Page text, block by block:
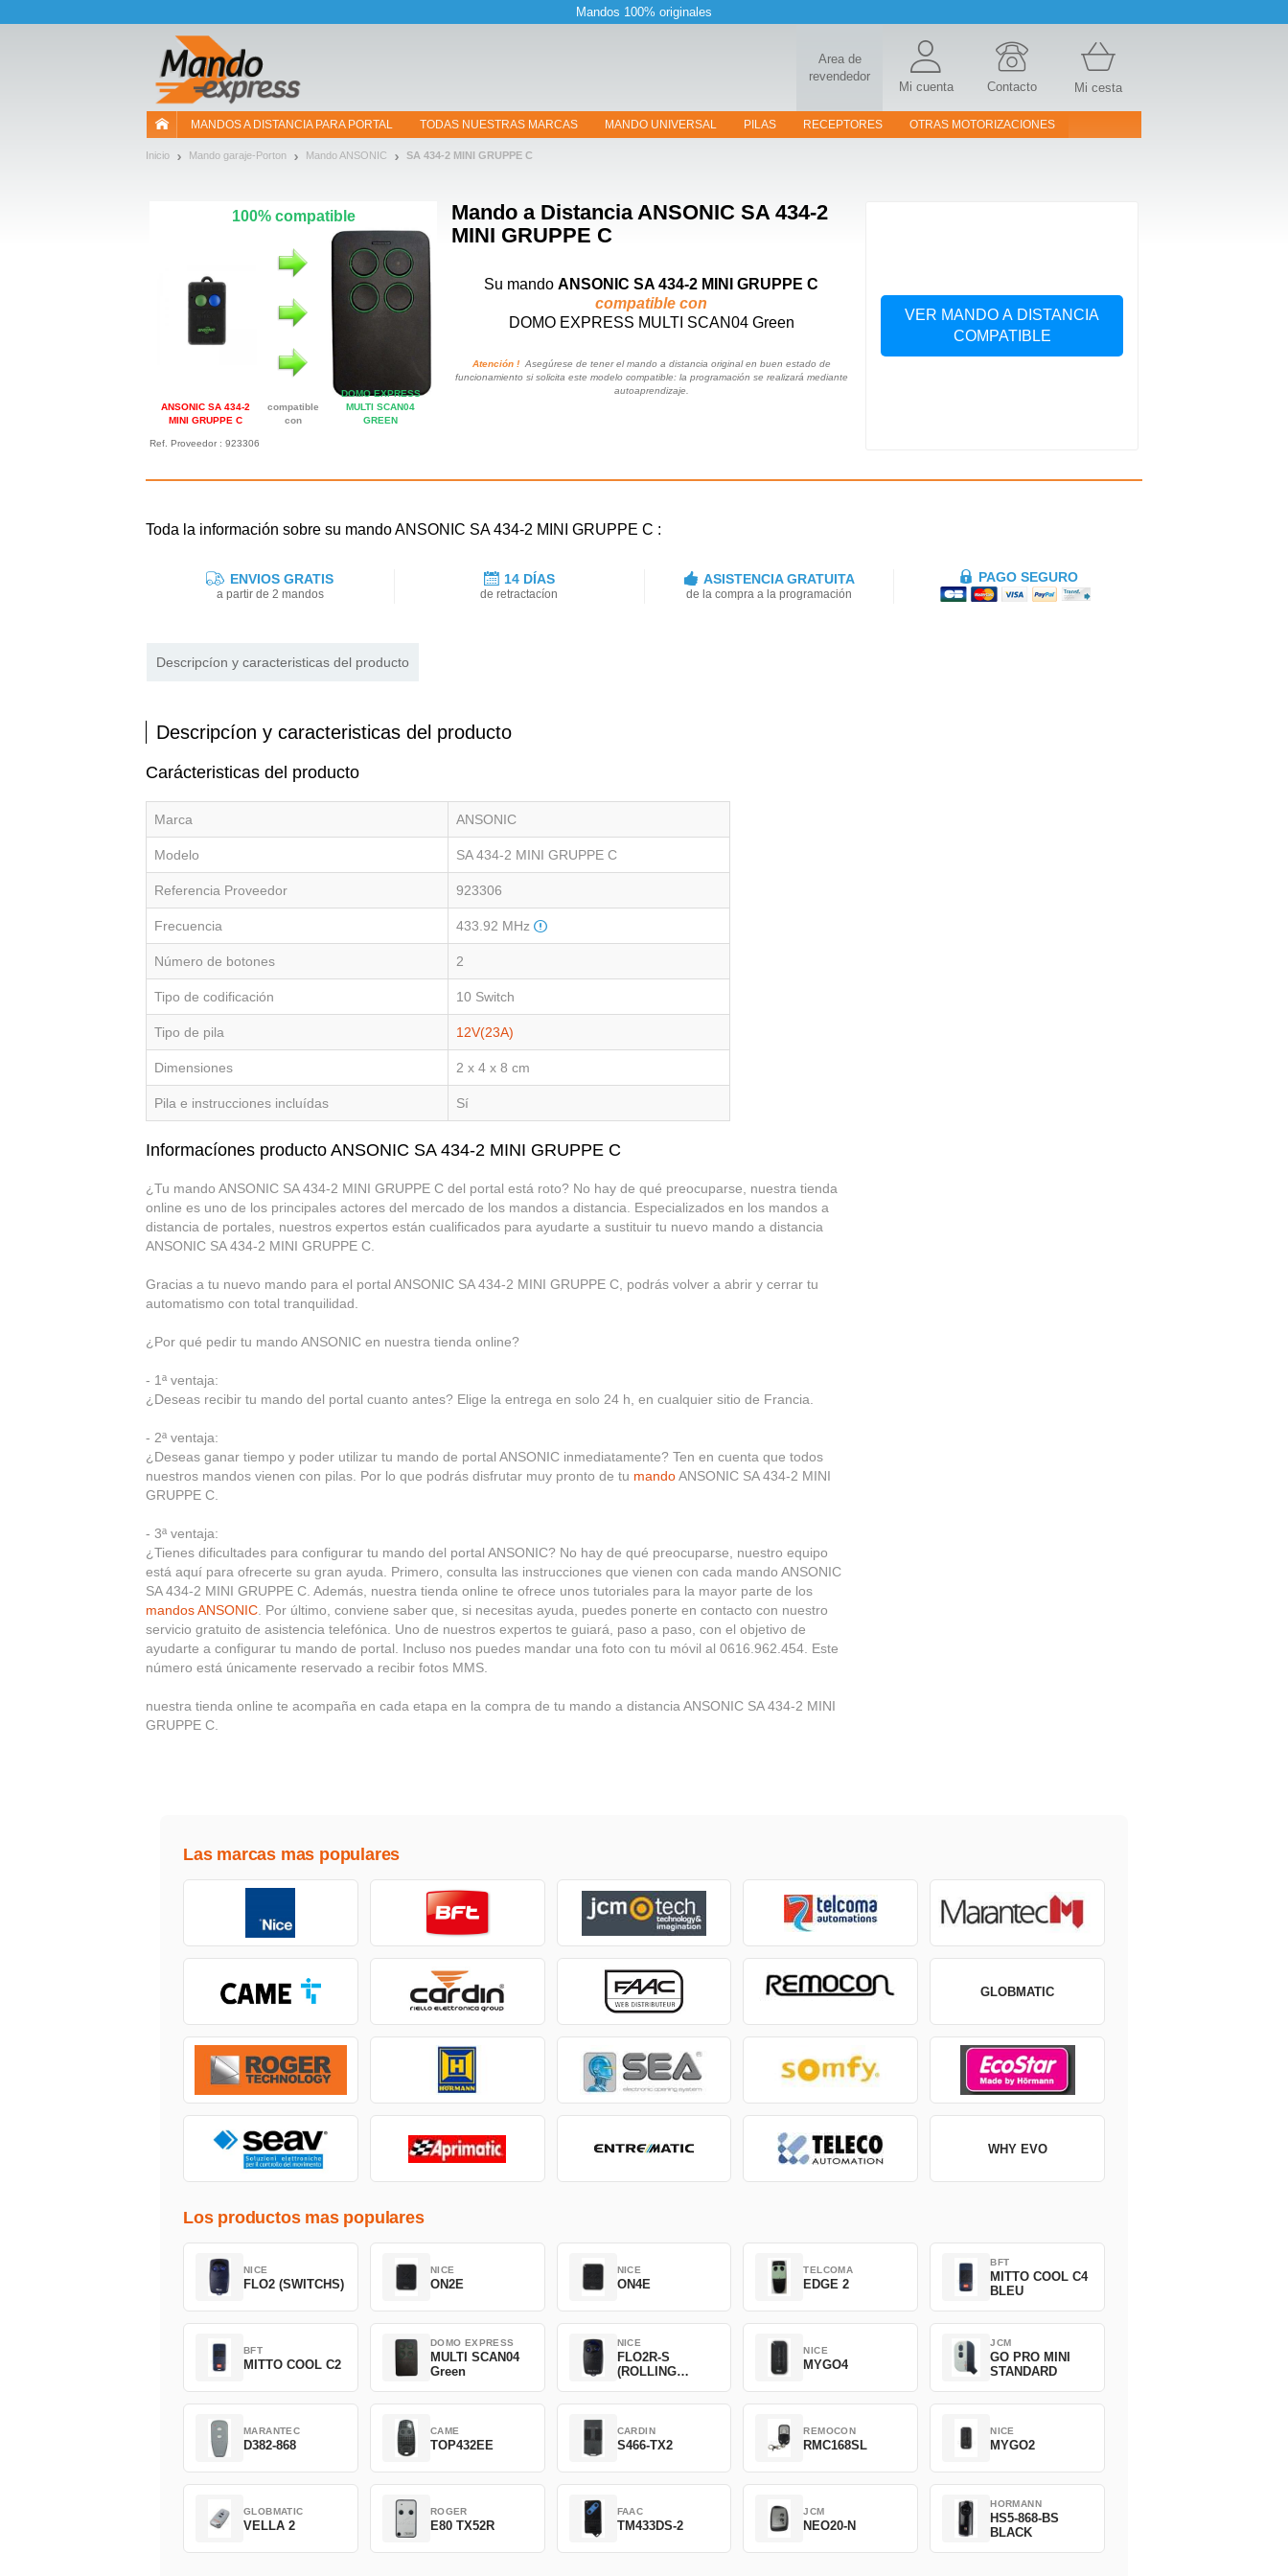
Mandos 100% originales
Area de
revendedor
Mi cuenta Contacto Mi cesta
MANDOS A DISTANCIA PARA PORTAL TODAS NUESTRAS MARCAS MANDO UNIVERSAL PILAS RECEPTORES OTRAS MOTORIZACIONES
Inicio Mando garaje-Porton Mando ANSONIC SA 434-2 MINI GRUPPE C
Mando a DistanciaANSONIC SA 434-2
MINI GRUPPE C
100% compatible
ANSONIC SA 434-2
MINI GRUPPE C
compatible
con
DOMO EXPRESS
MULTI SCAN04
GREEN
Su mando ANSONIC SA 434-2 MINI GRUPPE C
compatible con
DOMO EXPRESS MULTI SCAN04 Green
Atención !Asegúrese de tener el mando a distancia original en buen estado de
funcionamiento si solicita este modelo compatible: la programación se realizará mediante
autoaprendizaje.
VER MANDO A DISTANCIA
COMPATIBLE
Ref. Proveedor : 923306
Toda la información sobre su mando ANSONIC SA 434-2 MINI GRUPPE C :
ENVIOS GRATIS
a partir de 2 mandos
14 DÍAS
de retractacíon
ASISTENCIA GRATUITA
de la compra a la programación
PAGO SEGURO
Descripcíon y caracteristicas del producto
Descripcíon y caracteristicas del producto
Carácteristicas del producto
Marca ANSONIC
Modelo SA 434-2 MINI GRUPPE C
Referencia Proveedor 923306
Frecuencia 433.92 MHz
Número de botones 2
Tipo de codificación 10 Switch
Tipo de pila 12V(23A)
Dimensiones 2 x 4 x 8 cm
Pila e instrucciones incluídas Sí
Informacíones producto ANSONIC SA 434-2 MINI GRUPPE C
¿Tu mando ANSONIC SA 434-2 MINI GRUPPE C del portal está roto? No hay de qué preocuparse, nuestra tienda
online es uno de los principales actores del mercado de los mandos a distancia. Especializados en los mandos a
distancia de portales, nuestros expertos están cualificados para ayudarte a sustituir tu nuevo mando a distancia
ANSONIC SA 434-2 MINI GRUPPE C.
Gracias a tu nuevo mando para el portal ANSONIC SA 434-2 MINI GRUPPE C, podrás volver a abrir y cerrar tu
automatismo con total tranquilidad.
¿Por qué pedir tu mando ANSONIC en nuestra tienda online?
- 1ª ventaja:
¿Deseas recibir tu mando del portal cuanto antes? Elige la entrega en solo 24 h, en cualquier sitio de Francia.
- 2ª ventaja:
¿Deseas ganar tiempo y poder utilizar tu mando de portal ANSONIC inmediatamente? Ten en cuenta que todos
nuestros mandos vienen con pilas. Por lo que podrás disfrutar muy pronto de tu mandoANSONIC SA 434-2 MINI
GRUPPE C.
- 3ª ventaja:
¿Tienes dificultades para configurar tu mando del portal ANSONIC? No hay de qué preocuparse, nuestro equipo
está aquí para ofrecerte su gran ayuda. Primero, consulta las instrucciones que vienen con cada mando ANSONIC
SA 434-2 MINI GRUPPE C. Además, nuestra tienda online te ofrece unos tutoriales para la mayor parte de los
mandos ANSONIC . Por último, conviene saber que, si necesitas ayuda, puedes ponerte en contacto con nuestro
servicio gratuito de asistencia telefónica. Uno de nuestros expertos te guiará, paso a paso, con el objetivo de
ayudarte a configurar tu mando de portal. Incluso nos puedes mandar una foto con tu móvil al 0616.962.454. Este
número está únicamente reservado a recibir fotos MMS.
nuestra tienda online te acompaña en cada etapa en la compra de tu mando a distancia ANSONIC SA 434-2 MINI
GRUPPE C.
Las marcas mas populares
GLOBMATIC
WHY EVO
Los productos mas populares
NICE
FLO2 (SWITCHS)
NICE
ON2E
NICE
ON4E
TELCOMA
EDGE 2
BFT
MITTO COOL C4
BLEU
BFT
MITTO COOL C2
DOMO EXPRESS
MULTI SCAN04
Green
NICE
FLO2R-S
(ROLLING
NICE
MYGO4
JCM
GO PRO MINI
STANDARD
MARANTEC
D382-868
CAME
TOP432EE
CARDIN
S466-TX2
REMOCON
RMC168SL
NICE
MYGO2
GLOBMATIC
VELLA 2
ROGER
E80 TX52R
FAAC
TM433DS-2
JCM
NEO20-N
HORMANN
HS5-868-BS
BLACK